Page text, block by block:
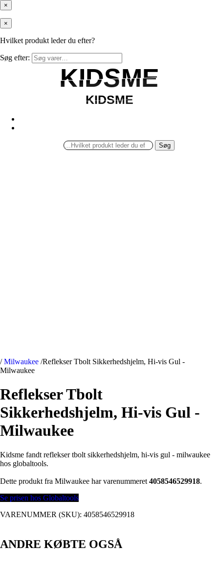
×
×
Hvilket produkt leder du efter?
Søg efter:
KIDSME
KIDSME
KIDSME
KIDSME
Søg
/ Milwaukee /Reflekser Tbolt Sikkerhedshjelm, Hi-vis Gul -
Milwaukee
Reflekser Tbolt
Sikkerhedshjelm, Hi-vis Gul -
Milwaukee
Kidsme fandt reflekser tbolt sikkerhedshjelm, hi-vis gul - milwaukee
hos globaltools.
Dette produkt fra Milwaukee har varenummeret 4058546529918.
Se prisen hos Globaltools
VARENUMMER (SKU): 4058546529918
ANDRE KØBTE OGSÅ